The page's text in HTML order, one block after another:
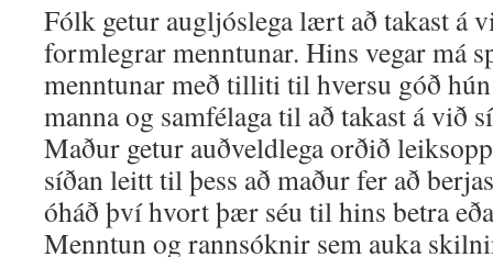
Fólk getur augljóslega lært að takast á
formlegrar menntunar. Hins vegar má
menntunar með tilliti til hversu góð
manna og samfélaga til að takast á við
Maður getur auðveldlega orðið
síðan leitt til þess að maður fer að
óháð því hvort þær séu til hins betra
Menntun og rannsóknir sem auka